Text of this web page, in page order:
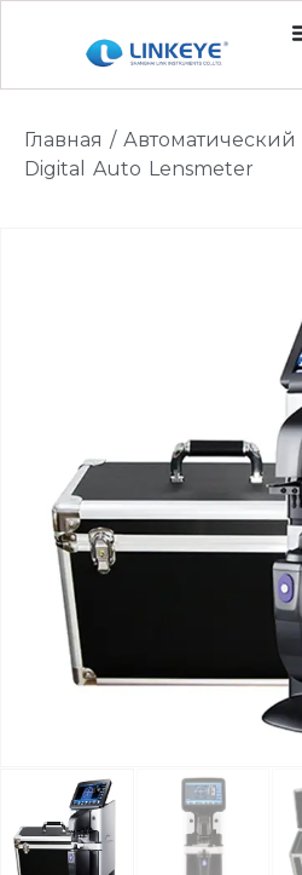
Главная /
Digital Auto Lensmeter